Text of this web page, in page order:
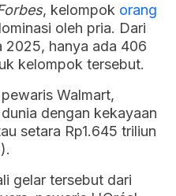
, kelompok orang
oleh pria. Dari
2025, hanya ada 406
kelompok tersebut.
Walmart,
dengan kekayaan
setara Rp1.645 triliun
gelar tersebut dari